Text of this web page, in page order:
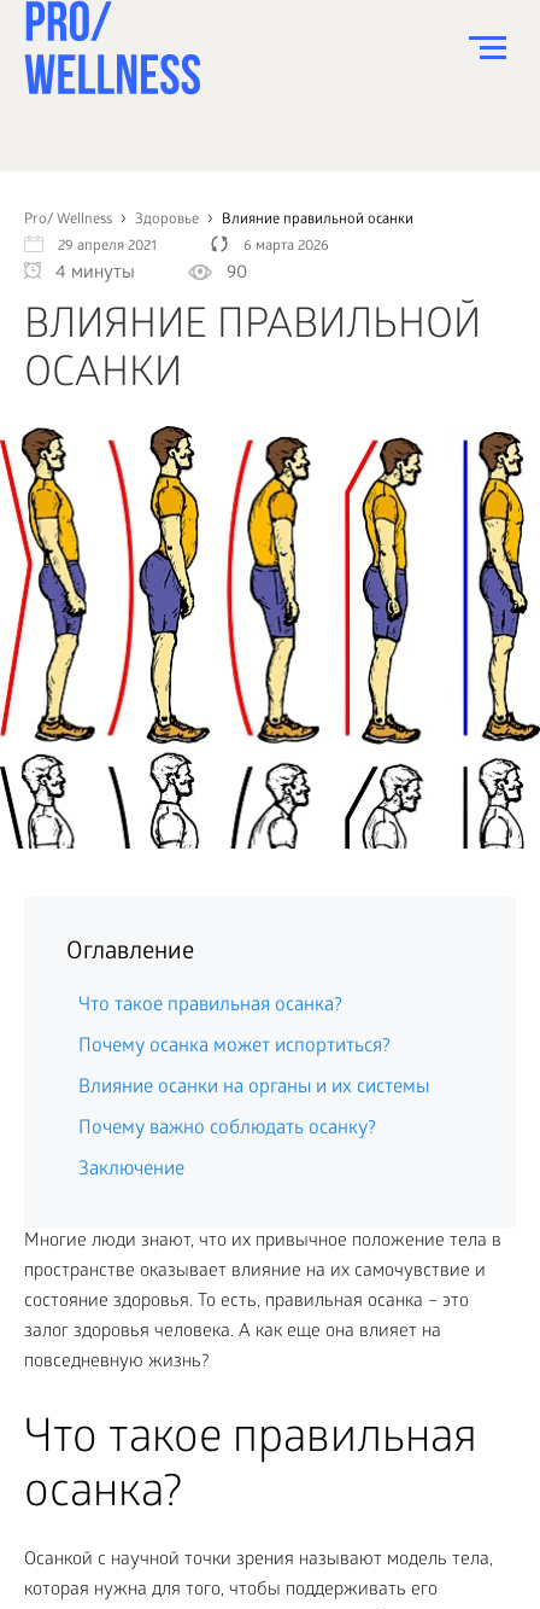
Pro/ Wellness Здоровье
Влияние правильной осанки
29 апреля 2021
6 марта 2026
4 минуты 90
ВЛИЯНИЕ ПРАВИЛЬНОЙ
ОСАНКИ
Оглавление
Что такое правильная осанка?
Почему осанка может испортиться?
Влияние осанки на органы и их системы
Почему важно соблюдать осанку?
Заключение
Многие люди знают, что их привычное положение тела в
пространстве оказывает влияние на их самочувствие и
состояние здоровья. То есть, правильная осанка – это
залог здоровья человека. А как еще она влияет на
повседневную жизнь?
Что такое правильная
осанка?
Осанкой с научной точки зрения называют модель тела,
которая нужна для того, чтобы поддерживать его
СПОРТ
ЗДОРОВЬЕ
КРАСОТА
ПСИХОЛОГИЯ
ДОМ
КАК?
БИЗНЕС